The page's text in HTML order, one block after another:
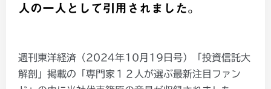
人の一人として引用されました。
週刊東洋経済（2024年10月19日号）「投資信託大
解剖」掲載の「専門家１２人が選ぶ最新注目ファン